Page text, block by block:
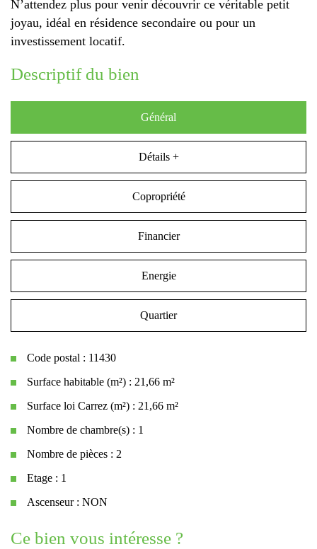
N’attendez plus pour venir découvrir ce véritable petit
joyau, idéal en résidence secondaire ou pour un
investissement locatif.
descriptif du bien
Général
Détails +
Copropriété
Financier
Energie
Quartier
Code postal : 11430
Surface habitable (m²) : 21,66 m²
Surface loi Carrez (m²) : 21,66 m²
Nombre de chambre(s) : 1
Nombre de pièces : 2
Etage : 1
Ascenseur : NON
la ville de gruissan (11430)
ce bien vous intéresse ?